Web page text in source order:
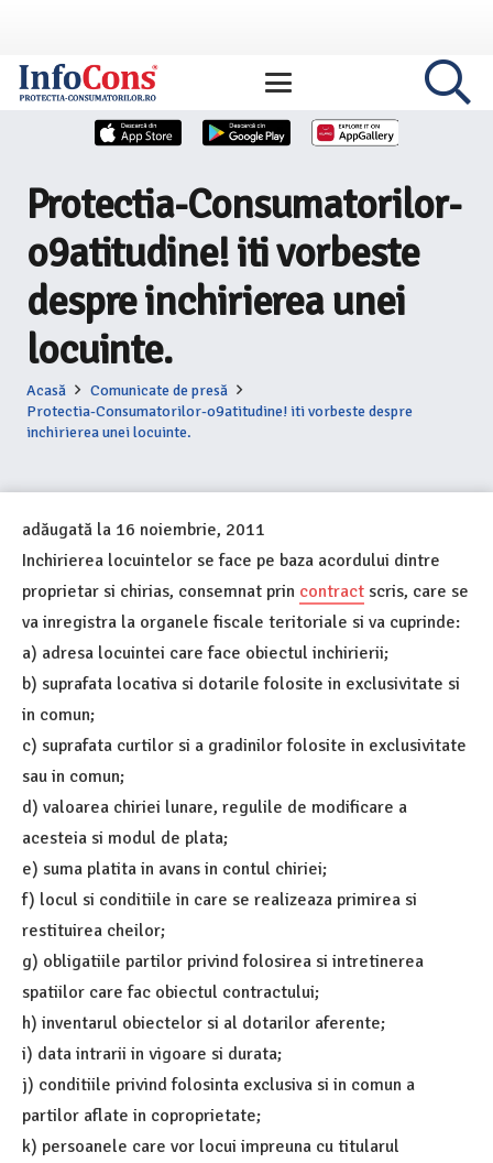
Protectia-Consumatorilor-
o9atitudine! iti vorbeste
despre inchirierea unei
locuinte.
Acasă
Comunicate de presă
Protectia-Consumatorilor-o9atitudine! iti vorbeste despre
inchirierea unei locuinte.
adăugată la 16 noiembrie, 2011
Inchirierea locuintelor se face pe baza acordului dintre
proprietar si chirias, consemnat prin contract scris, care se
va inregistra la organele fiscale teritoriale si va cuprinde:
a) adresa locuintei care face obiectul inchirierii;
b) suprafata locativa si dotarile folosite in exclusivitate si
in comun;
c) suprafata curtilor si a gradinilor folosite in exclusivitate
sau in comun;
d) valoarea chiriei lunare, regulile de modificare a
acesteia si modul de plata;
e) suma platita in avans in contul chiriei;
f) locul si conditiile in care se realizeaza primirea si
restituirea cheilor;
g) obligatiile partilor privind folosirea si intretinerea
spatiilor care fac obiectul contractului;
h) inventarul obiectelor si al dotarilor aferente;
i) data intrarii in vigoare si durata;
j) conditiile privind folosinta exclusiva si in comun a
partilor aflate in coproprietate;
k) persoanele care vor locui impreuna cu titularul